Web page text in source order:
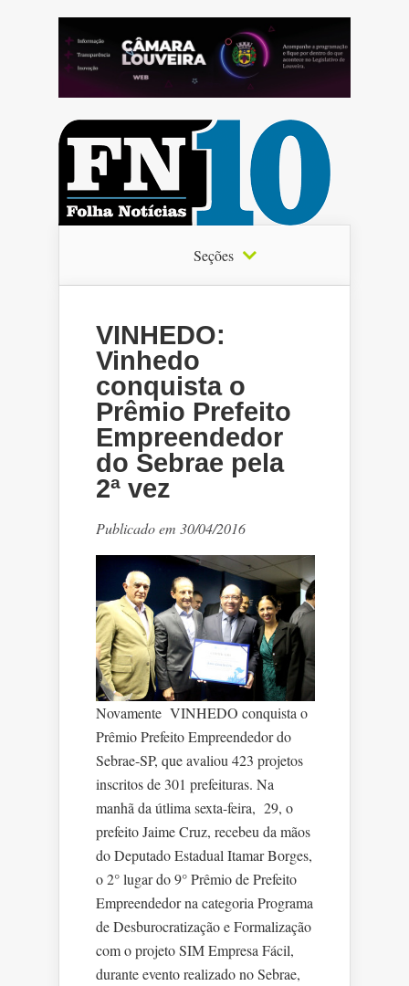
Seções
VINHEDO:
Vinhedo
conquista o
Prêmio Prefeito
Empreendedor
do Sebrae pela
2ª vez
Publicado em 30/04/2016
Novamente VINHEDO conquista o
Prêmio Prefeito Empreendedor do
Sebrae-SP, que avaliou 423 projetos
inscritos de 301 prefeituras. Na
manhã da útlima sexta-feira, 29, o
prefeito Jaime Cruz, recebeu da mãos
do Deputado Estadual Itamar Borges,
o 2° lugar do 9° Prêmio de Prefeito
Empreendedor na categoria Programa
de Desburocratização e Formalização
com o projeto SIM Empresa Fácil,
durante evento realizado no Sebrae,